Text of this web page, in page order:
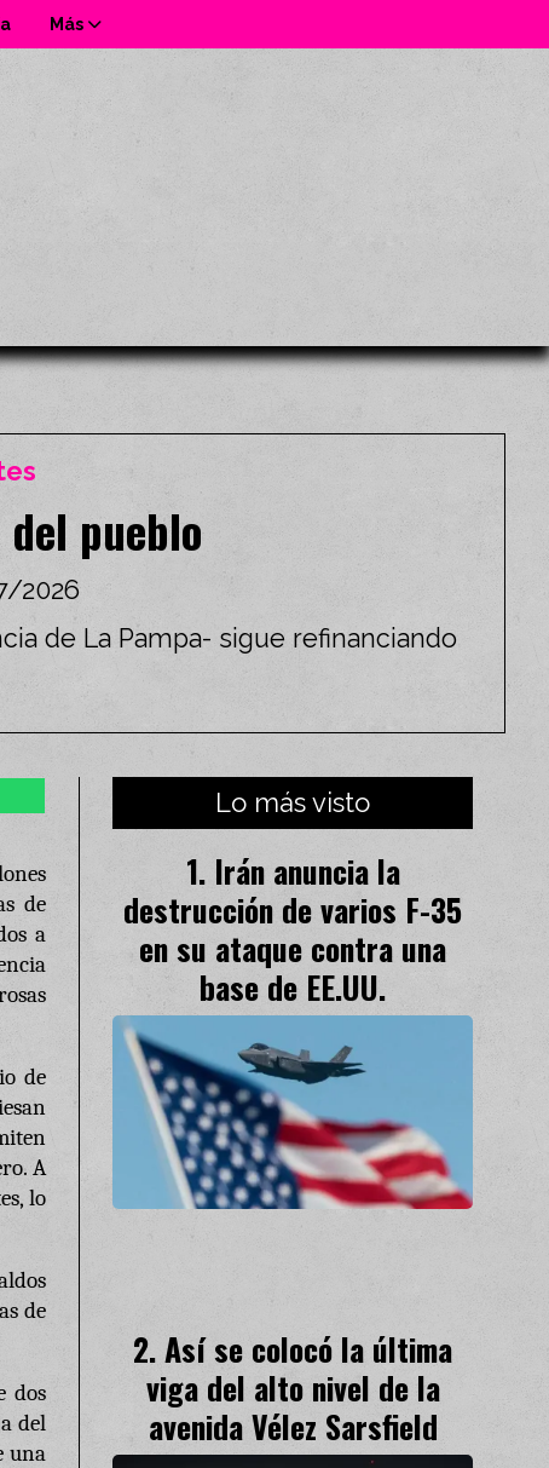
Más
pueblo
de La Pampa- sigue refinanciando
2026
de
a
de
A
lo
de
dos
del
una
Lo más visto
Irán anuncia la
destrucción de varios F-35
en su ataque contra una
base de EE.UU.
Así se colocó la última
viga del alto nivel de la
avenida Vélez Sarsfield